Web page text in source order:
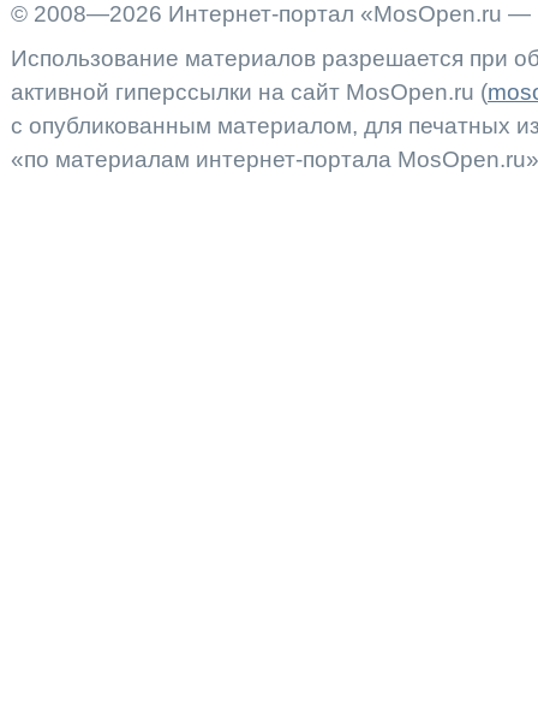
© 2008—2026 Интернет-портал «MosOpen.ru —
Использование материалов разрешается при
активной гиперссылки на сайт MosOpen.ru (
с опубликованным материалом, для печатных
«по материалам интернет-портала